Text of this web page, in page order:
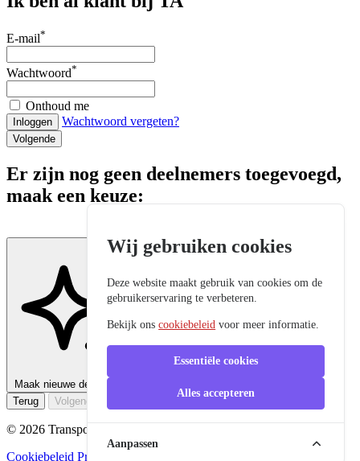
E-mail*
Wachtwoord*
Onthoud me
Inloggen Wachtwoord vergeten?
Volgende
Er zijn nog geen deelnemers toegevoegd,
maak een keuze:
Maak nieuwe deelnemer aan
Terug
Volgende
© 2026 Transport Academy, Alle rechten voorbehouden.
Cookiebeleid Privacybeleid
Wij gebruiken cookies
Deze website maakt gebruik van cookies om de
gebruikerservaring te verbeteren.
Bekijk onscookiebeleid voor meer informatie.
Essentiële cookies
Alles accepteren
Aanpassen